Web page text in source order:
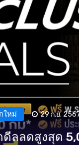
ใหม่ 29 ก.ย.
ดีลลดสูงสุด